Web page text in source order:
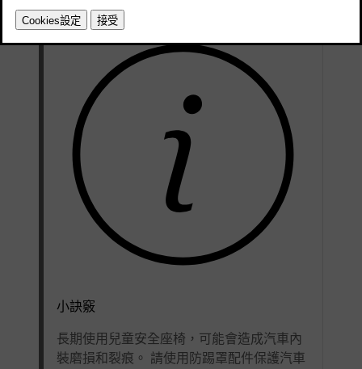
小訣竅
長期使用兒童安全座椅，可能會造成汽車內
裝磨損和裂痕。 請使用防踢罩配件保護汽車